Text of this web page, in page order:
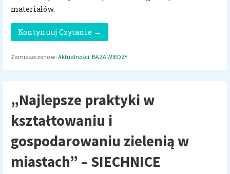
materiałów.
Kontynuuj Czytanie →
Zamieszczono w: Aktualności BAZA WIEDZY
„Najlepsze praktyki w
kształtowaniu i
gospodarowaniu zielenią w
miastach” – SIECHNICE